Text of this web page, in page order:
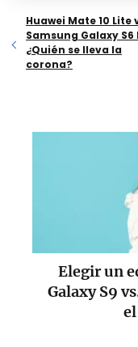
Huawei Mate 10 Lite
Samsung Galaxy S6
¿Quién se lleva la
corona?
Elegir un
Galaxy S9